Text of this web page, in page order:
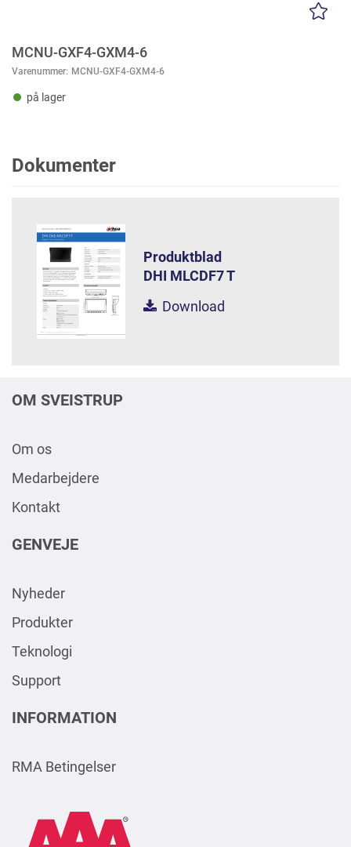
MCNU-GXF4-GXM4-6
Varenummer: MCNU-GXF4-GXM4-6
på lager
Dokumenter
Produktblad
DHI MLCDF7 T
Download
OM SVEISTRUP
Om os
Medarbejdere
Kontakt
GENVEJE
Nyheder
Produkter
Teknologi
Support
INFORMATION
RMA Betingelser